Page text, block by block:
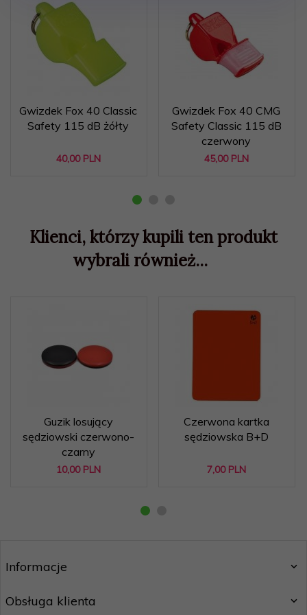
Gwizdek Fox 40 Classic
Safety 115 dB żółty
40,00 PLN
Gwizdek Fox 40 CMG
Safety Classic 115 dB
czerwony
45,00 PLN
Klienci, którzy kupili ten produkt
wybrali również...
Guzik losujący
sędziowski czerwono-
czarny
10,00 PLN
Czerwona kartka
sędziowska B+D
7,00 PLN
Informacje
Obsługa klienta